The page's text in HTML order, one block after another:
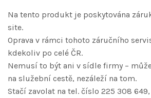
Na tento produkt je poskytována
site.
Oprava v rámci tohoto záručního
kdekoliv po celé ČR.
Nemusí to být ani v sídle firmy –
na služební cestě, nezáleží na tom.
Stačí zavolat na tel. číslo 225 308